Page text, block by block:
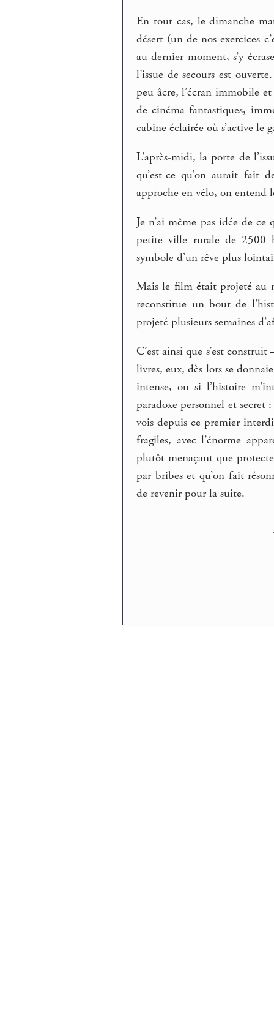
En tout cas, le dimanche
désert (un de nos exercices
au dernier moment, s’y
l’issue de secours est
peu âcre, l’écran immobile
de cinéma fantastiques,
cabine éclairée où s’active le
L’après-midi, la porte de
qu’est-ce qu’on aurait fait
approche en vélo, on entend
Je n’ai même pas idée de
petite ville rurale de 2500
symbole d’un rêve plus
Mais le film était projeté au
reconstitue un bout de
projeté plusieurs semaines
C’est ainsi que s’est
livres, eux, dès lors se
intense, ou si l’histoire
paradoxe personnel et
vois depuis ce premier
fragiles, avec l’énorme
plutôt menaçant que
par bribes et qu’on fait
de revenir pour la suite.